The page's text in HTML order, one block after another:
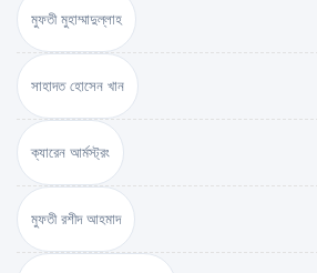
মুফতী মুহাম্মাদুল্লাহ
সাহাদত হোসেন খান
ক্যারেন আর্মস্ট্রং
মুফতী রশীদ আহমাদ